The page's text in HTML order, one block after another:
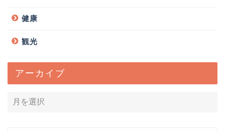
健康
観光
アーカイブ